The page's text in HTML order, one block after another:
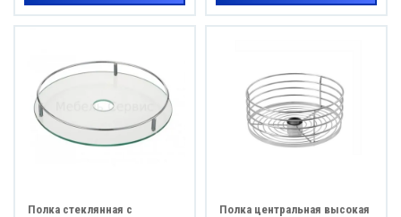
Полка стеклянная с
Полка центральная высокая